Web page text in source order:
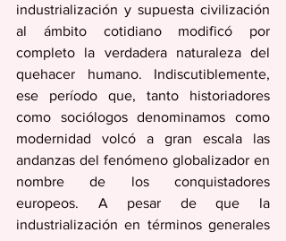
industrialización y supuesta civilización
al ámbito cotidiano modificó por
completo la verdadera naturaleza del
quehacer humano. Indiscutiblemente,
ese período que, tanto historiadores
como sociólogos denominamos como
modernidad volcó a gran escala las
andanzas del fenómeno globalizador en
nombre de los conquistadores
europeos. A pesar de que la
industrialización en términos generales